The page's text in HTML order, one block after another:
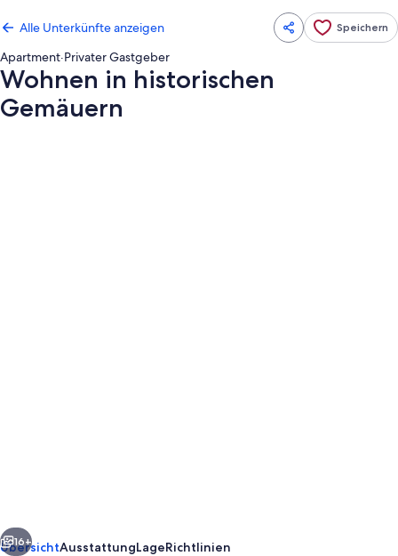
Alle Unterkünfte anzeigen Speichern
Apartment·Privater Gastgeber
Wohnen in historischen
Gemäuern
Weiter
16+
ÜbersichtAusstattungLageRichtlinien